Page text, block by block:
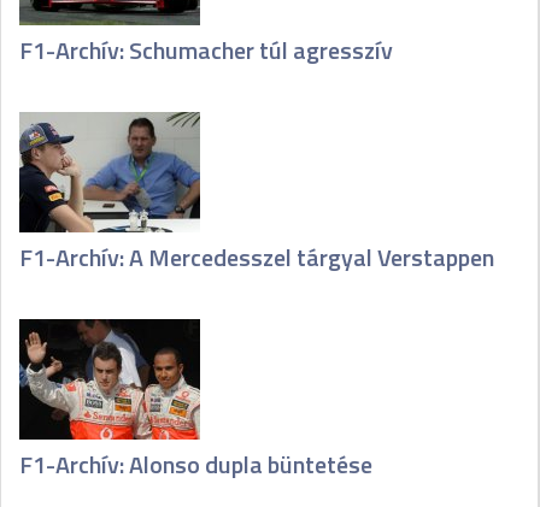
F1-Archív: Schumacher túl agresszív
F1-Archív: A Mercedesszel tárgyal Verstappen
F1-Archív: Alonso dupla büntetése